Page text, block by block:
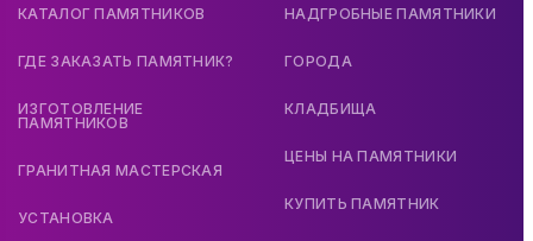
КАТАЛОГ ПАМЯТНИКОВ
ГДЕ ЗАКАЗАТЬ ПАМЯТНИК?
ИЗГОТОВЛЕНИЕ
ПАМЯТНИКОВ
ГРАНИТНАЯ МАСТЕРСКАЯ
УСТАНОВКА
НАДГРОБНЫЕ ПАМЯТНИКИ
ГОРОДА
КЛАДБИЩА
ЦЕНЫ НА ПАМЯТНИКИ
КУПИТЬ ПАМЯТНИК